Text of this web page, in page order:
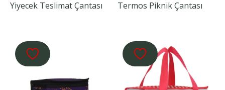
Yiyecek Teslimat Çantası
Termos Piknik Çantası